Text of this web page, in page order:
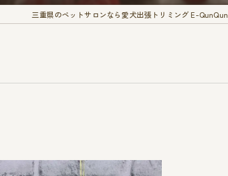
三重県のペットサロンなら愛犬出張トリミング E-QunQun